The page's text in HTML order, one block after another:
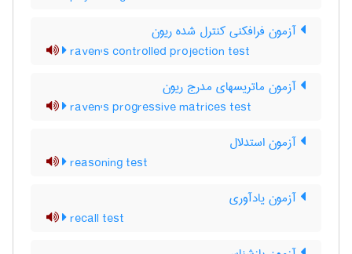
آزمون فرافکنی کنترل شده ریون
raven's controlled projection test
آزمون ماتریسهای مدرج ریون
raven's progressive matrices test
آزمون استدلال
reasoning test
آزمون یادآوری
recall test